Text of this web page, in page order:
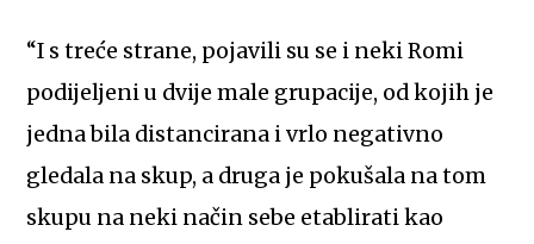
“I s treće strane, pojavili su se i neki Romi
podijeljeni u dvije male grupacije, od kojih je
jedna bila distancirana i vrlo negativno
gledala na skup, a druga je pokušala na tom
skupu na neki način sebe etablirati kao